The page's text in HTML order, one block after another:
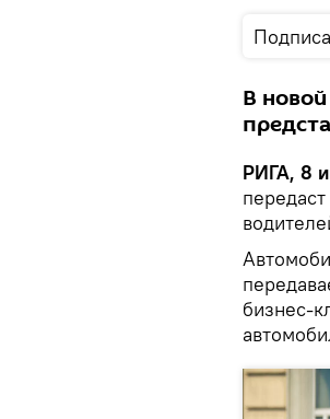
В
РИГА, 8
бизнес-